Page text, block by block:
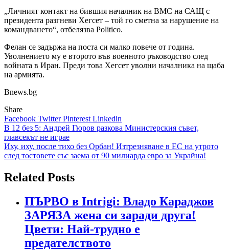
„Личният контакт на бившия началник на ВМС на САЩ с
президента разгневи Хегсет – той го сметна за нарушение на
командването“, отбелязва Politico.
Фелан се задържа на поста си малко повече от година.
Уволнението му е второто във военното ръководство след
войната в Иран. Преди това Хегсет уволни началника на щаба
на армията.
Bnews.bg
Share
Facebook TwitterPinterest Linkedin
Навигация
В 12 без 5: Андрей Гюров разкова Министерския съвет,
главсекът не играе
Иху, иху, после тихо без Орбан! Изтрезняване в ЕС на утрото
след тостовете със заема от 90 милиарда евро за Украйна!
Related Posts
ПЪРВО в Intrigi: Владо Караджов
ЗАРЯЗА жена си заради друга!
Цвети: Най-трудно е
предателството